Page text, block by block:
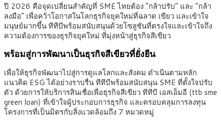
ปี 2026 คือจุดเปลี่ยนสำคัญที่ SME ไทยต้อง “กล้าปรับ” และ “กล้า
ลงมือ” เพื่อคว้าโอกาสในโลกธุรกิจยุคใหม่ที่ฉลาด เขียว และเข้าใจ
มนุษย์มากขึ้น ทีทีบีพร้อมสนับสนุนด้วยโซลูชันที่ตรงใจและเข้าใจถึง
ความต้องการของธุรกิจยุคใหม่ ที่มุ่งหน้าสู่ธุรกิจสีเขียว
พร้อมสู่การพัฒนาเป็นธุรกิจสีเขียวที่ยั่งยืน
เพื่อให้ธุรกิจพัฒนาไปสู่การดูแลโลกและสังคม ดำเนินตามหลัก
แนวคิด ESG ได้อย่างราบรื่น ทีทีบีพร้อมสนับสนุน SME ที่ตั้งใจปรับ
ตัว ด้วยการให้บริการสินเชื่อเพื่อธุรกิจสีเขียว ทีทีบี เอสเอ็มอี (ttb sme
green loan) ที่เข้าใจผู้ประกอบการธุรกิจ และครอบคลุมการลงทุน
โครงการที่เป็นมิตรกับสิ่งแวดล้อมถึง 7 หมวดหมู่